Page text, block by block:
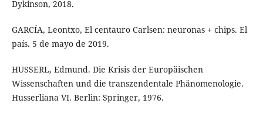
Dykinson, 2018.
GARCÍA, Leontxo, El centauro Carlsen: neuronas + chips. El
país. 5 de mayo de 2019.
HUSSERL, Edmund. Die Krisis der Europäischen
Wissenschaften und die transzendentale Phänomenologie.
Husserliana VI. Berlin: Springer, 1976.